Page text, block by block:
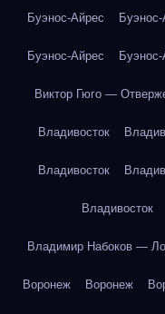
Буэнос-Айрес
Буэнос-Айрес
Виктор Гюго —
Владивосток
Владивосток
Владивосток
Владимир Набоков —
Воронеж Воронеж